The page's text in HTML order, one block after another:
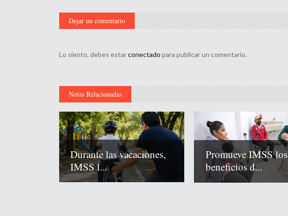
Dejar un comentario
Lo siento, debes estarconectado para publicar un comentario.
Notas Relacionadas
Durante las vacaciones,
IMSS l...
Promueve IMSS los
beneficios d...